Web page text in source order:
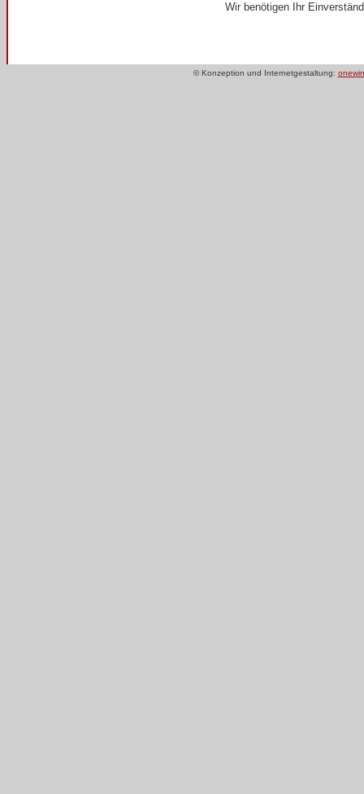
Wir benötigen Ihr
© Konzeption und Internetgestaltung: